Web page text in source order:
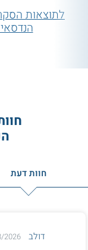
לתוצאות
הנדסאים? 130
חוות דעת
דולב 2026